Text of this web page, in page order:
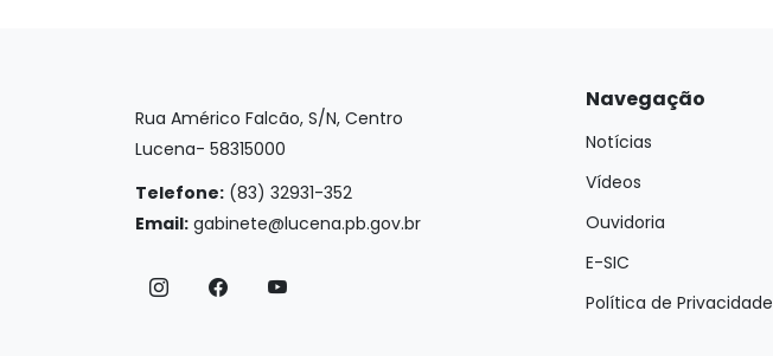
Rua Américo Falcão, S/N, Centro
Lucena- 58315000
Telefone: (83) 32931-352
Email: gabinete@lucena.pb.gov.br
Navegação
Notícias
Vídeos
Ouvidoria
E-SIC
Política de Privacidade